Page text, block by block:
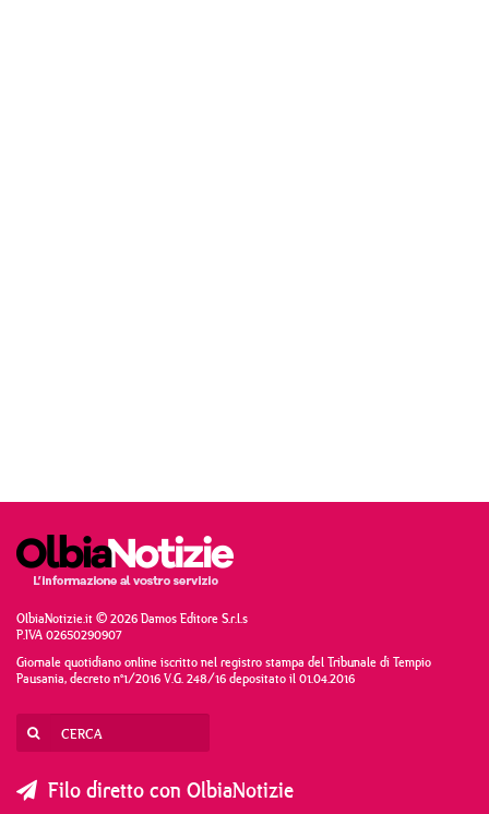
OlbiaNotizie.it © 2026 Damos Editore S.r.l.s
P.IVA 02650290907
Giornale quotidiano online iscritto nel registro stampa del Tribunale di Tempio
Pausania, decreto n°1/2016 V.G. 248/16 depositato il 01.04.2016
Filo diretto con OlbiaNotizie